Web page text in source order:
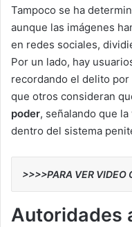
Tampoco se ha
aunque las imágenes
en redes sociales,
Por un lado, hay
recordando el delito
que otros consideran
poder, señalando que
dentro del sistema
>>>>PARA VER VIDEO
Autoridades